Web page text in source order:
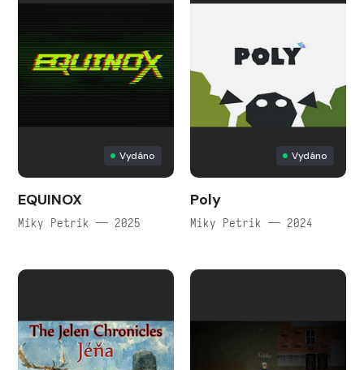
Vydáno
EQUINOX
Miky Petrik — 2025
Vydáno
Poly
Miky Petrik — 2024